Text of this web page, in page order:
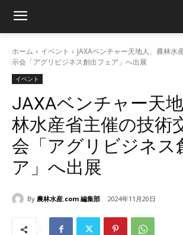
ホーム イベント
JAXAベンチャー天地人、農林水
示会「アグリビジネス創出フェア」へ出展
イベント
JAXAベンチャー天
林水産省主催の技術
会「アグリビジネス
ア」へ出展
By 農林水産.com 編集部 2024年11月20日